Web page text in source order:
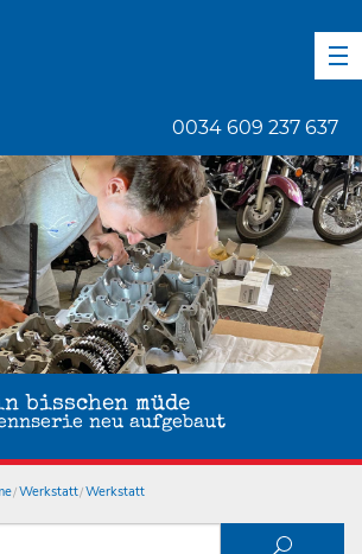
0034 609 237 637
bisschen müde
neu aufgebaut
Werkstatt Werkstatt